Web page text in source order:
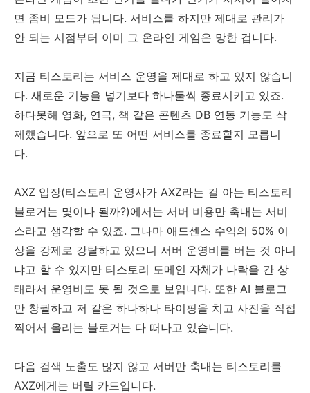
면 좀비 모드가 됩니다. 서비스를 하지만 제대로 관리가
안 되는 시점부터 이미 그 온라인 게임은 망한 겁니다.
지금 티스토리는 서비스 운영을 제대로 하고 있지 않습니
다. 새로운 기능을 넣기보다 하나둘씩 종료시키고 있죠.
하다못해 영화, 연극, 책 같은 콘텐츠 DB 연동 기능도 삭
제했습니다. 앞으로 또 어떤 서비스를 종료할지 모릅니
다.
AXZ 입장(티스토리 운영사가 AXZ라는 걸 아는 티스토리
블로거는 몇이나 될까?)에서는 서버 비용만 축내는 서비
스라고 생각할 수 있죠. 그나마 애드센스 수익의 50% 이
상을 강제로 강탈하고 있으니 서버 운영비를 버는 것 아니
냐고 할 수 있지만 티스토리 도메인 자체가 나락을 간 상
태라서 운영비도 못 될 것으로 보입니다. 또한 AI 블로그
만 창궐하고 저 같은 하나하나 타이핑을 치고 사진을 직접
찍어서 올리는 블로거는 다 떠나고 있습니다.
다음 검색 노출도 많지 않고 서버만 축내는 티스토리를
AXZ에게는 버릴 카드입니다.